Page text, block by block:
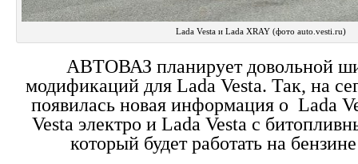
Lada Vesta и Lada XRAY (фото auto.vesti.ru)
АВТОВАЗ планирует довольной
модификаций для Lada Vesta. Так, на
появилась новая информация о Lada
Vesta электро и Lada Vesta с
который будет работать на